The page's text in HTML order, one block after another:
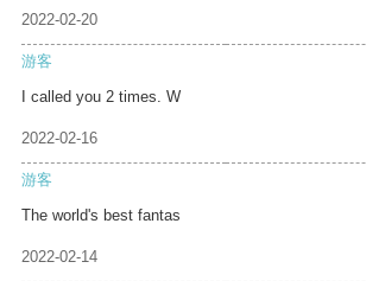
2022-02-20
游客
I called you 2 times. W
2022-02-16
游客
The world's best fantas
2022-02-14